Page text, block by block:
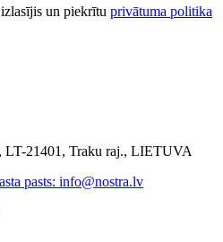
un piekrītu privātuma politika
LT-21401, Traku raj., LIETUVA
pasts: info@nostra.lv